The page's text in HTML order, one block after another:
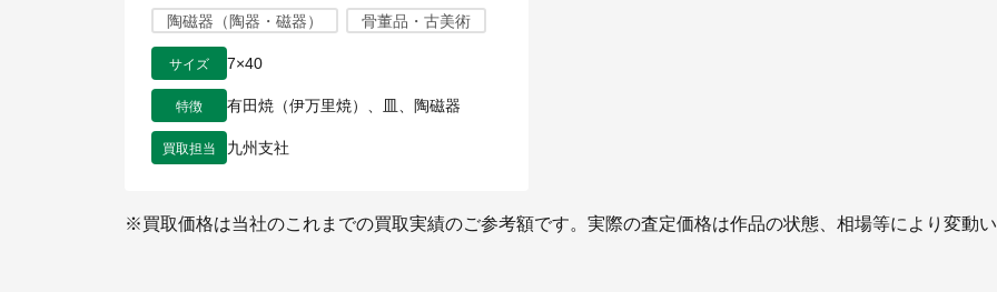
陶磁器（陶器・磁器） 骨董品・古美術
サイズ 7×40
特徴 有田焼（伊万里焼）、皿、陶磁器
買取担当 九州支社
※買取価格は当社のこれまでの買取実績のご参考額です。実際の査定価格は作品の状態、相場等により変動